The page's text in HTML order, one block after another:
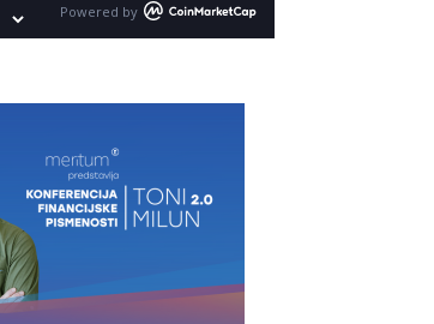
Powered by